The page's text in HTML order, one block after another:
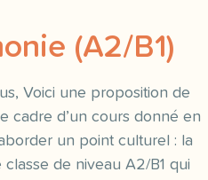
(A2/B1)
Voici une proposition de
cadre d’un cours donné en
un point culturel : la
de niveau A2/B1 qui